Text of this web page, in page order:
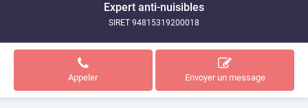
Expert anti-nuisibles
SIRET 94815319200018
Appeler Envoyer un message